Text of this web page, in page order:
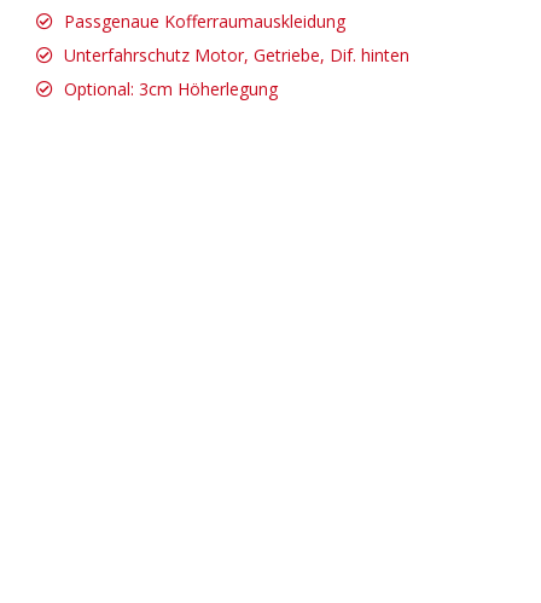
Passgenaue Kofferraumauskleidung
Unterfahrschutz Motor, Getriebe, Dif. hinten
Optional: 3cm Höherlegung